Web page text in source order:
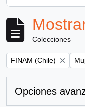
Colecciones
Remove filter:
FINAM (Chile)
Opciones